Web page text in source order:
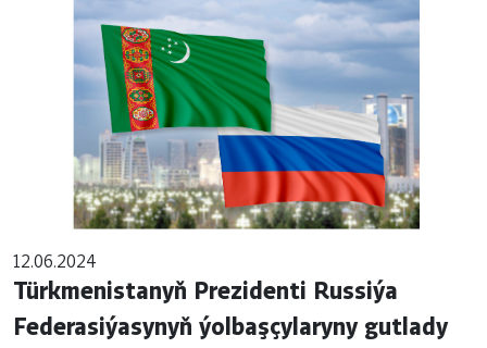
12.06.2024
Türkmenistanyň Prezidenti Russiýa
Federasiýasynyň ýolbaşçylaryny gutlady